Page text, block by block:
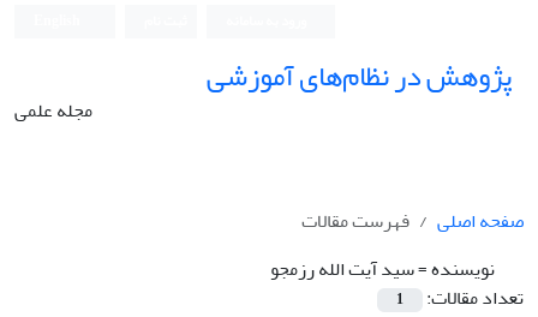
پژوهش در نظام‌های آموزشی
مجله علمی
صفحه اصلی
فهرست مقالات
نویسنده =سید آیت الله رزمجو
تعداد مقالات:
1